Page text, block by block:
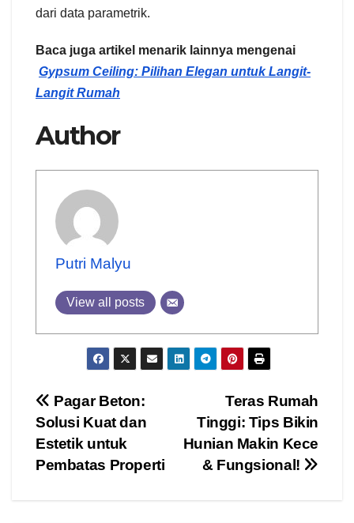
dari data parametrik.
Baca juga artikel menarik lainnya mengenai
Gypsum Ceiling: Pilihan Elegan untuk Langit-
Langit Rumah
Author
Putri Malyu
View all posts
Post
navigation
Teras Rumah
Tinggi: Tips Bikin
Hunian Makin Kece
& Fungsional!
Pagar Beton:
Solusi Kuat dan
Estetik untuk
Pembatas Properti